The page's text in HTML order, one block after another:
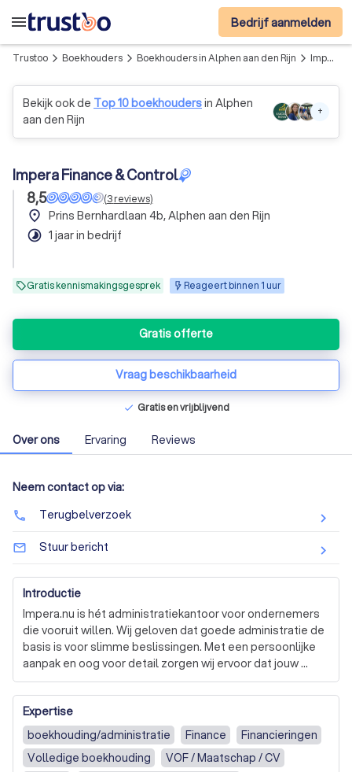
menu Bedrijf aanmelden
Trustoo arrow_forward_ios Boekhouders arrow_forward_ios Boekhouders in Alphen aan den Rijn arrow_forward_ios Impera Finance & Control
Bekijk ook de Top 10 boekhoudersin Alphen
aan den Rijn
+
Impera Finance & Control
8,5
(3reviews)
place Prins Bernhardlaan 4b, Alphen aan den Rijn
timelapse 1 jaar in bedrijf
Gratis kennismakingsgesprek Reageert binnen 1 uur
Gratis offerte
Vraag beschikbaarheid
check Gratis en vrijblijvend
Over ons Ervaring Reviews
Neem contact op via:
phone Terugbelverzoek
mail_outline Stuur bericht
Introductie
Impera.nu is hét administratiekantoor voor ondernemers
die vooruit willen. Wij geloven dat goede administratie de
basis is voor slimme beslissingen. Met een persoonlijke
aanpak en oog voor detail zorgen wij ervoor dat jouw
financiële administratie niet alleen op orde is, maar ook
écht werkt voor jouw onderneming. Of je nu een zzp’er
bent of een groeiend mkb-bedrijf, wij staan naast je met
heldere inzichten en betrouwbare ondersteuning.
Expertise
boekhouding/administratie
Finance
Financieringen
Volledige boekhouding
VOF / Maatschap / CV